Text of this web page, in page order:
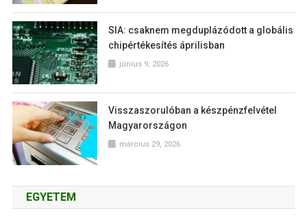
SIA: csaknem megduplázódott a globális
chipértékesítés áprilisban
június 9, 2026
Visszaszorulóban a készpénzfelvétel
Magyarországon
március 29, 2026
EGYETEM